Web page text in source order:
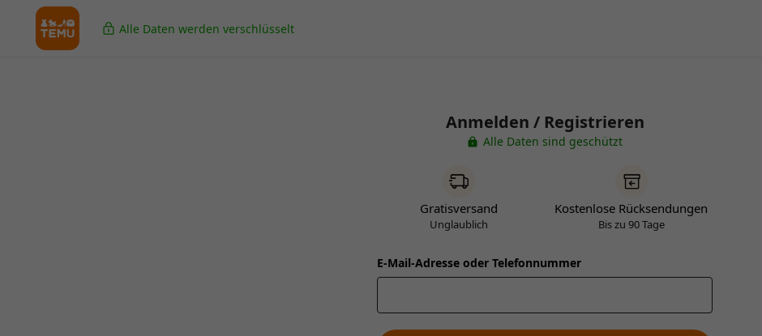
Alle Daten werden verschlüsselt
Anmelden / Registrieren
Alle Daten sind geschützt
Gratisversand
Unglaublich
Kostenlose Rücksendungen
Bis zu 90 Tage
E-Mail-Adresse oder Telefonnummer